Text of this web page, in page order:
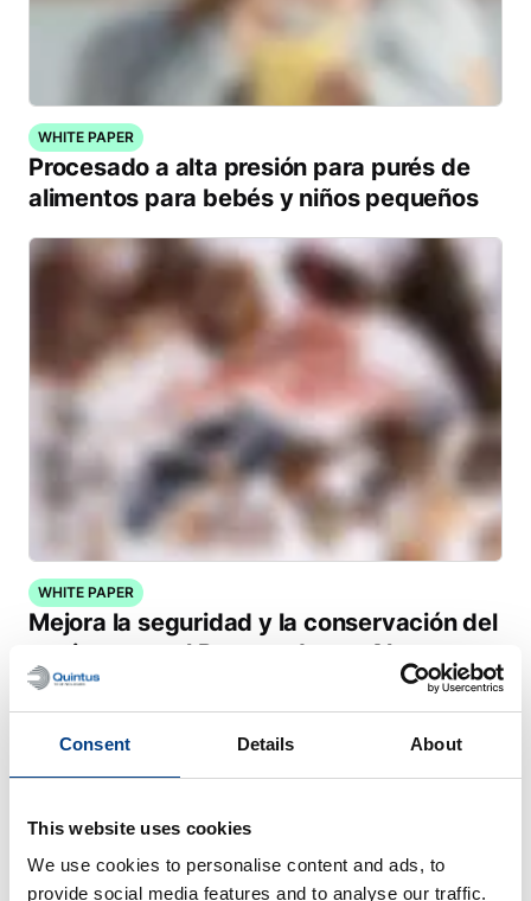
Consent Details About
This website uses cookies
We use cookies to personalise content and ads, to
provide social media features and to analyse our traffic.
WHITE PAPER
Procesado a alta presión para purés de
alimentos para bebés y niños pequeños
WHITE PAPER
Mejora la seguridad y la conservación del
marisco con el Procesado por Altas
Presiones (HPP)